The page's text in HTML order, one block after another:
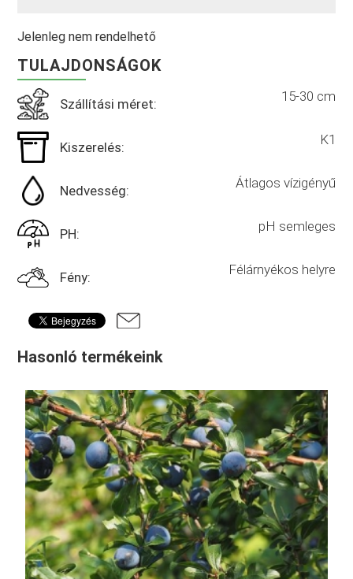
Jelenleg nem rendelhető
TULAJDONSÁGOK
Szállítási méret: 15-30 cm
Kiszerelés: K1
Nedvesség: Átlagos vízigényű
PH: pH semleges
Fény: Félárnyékos helyre
Hasonló termékeink